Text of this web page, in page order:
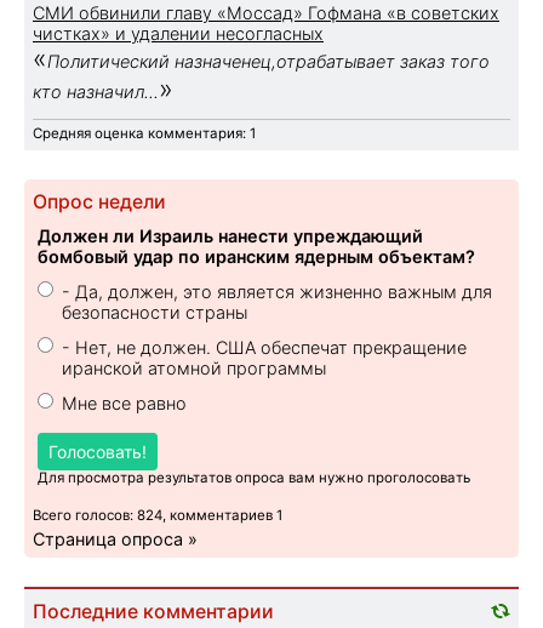
СМИ обвинили главу «Моссад» Гофмана «в советских
чистках» и удалении несогласных
«Политический назначенец,отрабатывает заказ того
кто назначил... »
Средняя оценка комментария: 1
Опрос недели
Должен ли Израиль нанести упреждающий
бомбовый удар по иранским ядерным объектам?
- Да, должен, это является жизненно важным для
безопасности страны
- Нет, не должен. США обеспечат прекращение
иранской атомной программы
Мне все равно
Голосовать!
Для просмотра результатов опроса вам нужно проголосовать
Всего голосов: 824, комментариев 1
Страница опроса »
Последние комментарии